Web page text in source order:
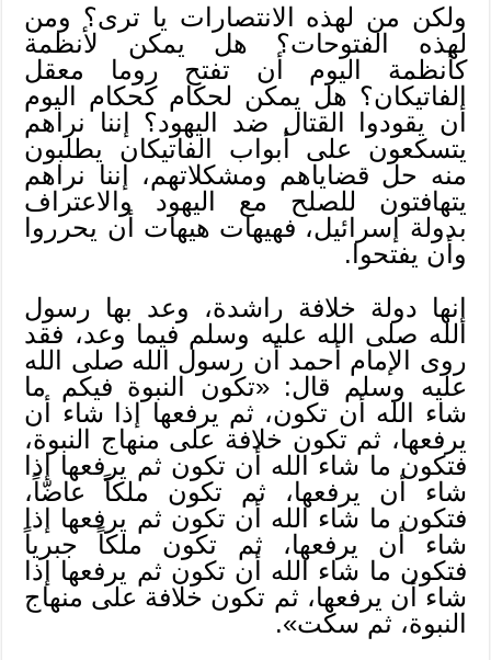
ولكن من لهذه الانتصارات يا ترى؟ ومن
لهذه الفتوحات؟ هل يمكن لأنظمة
كأنظمة اليوم أن تفتح روما معقل
الفاتيكان؟ هل يمكن لحكام كحكام اليوم
أن يقودوا القتال ضد اليهود؟ إننا نراهم
يتسكعون على أبواب الفاتيكان يطلبون
منه حل قضاياهم ومشكلاتهم، إننا نراهم
يتهافتون للصلح مع اليهود والاعتراف
بدولة إسرائيل، فهيهات هيهات أن يحرروا
وأن يفتحوا.
إنها دولة خلافة راشدة، وعد بها رسول
الله صلى الله عليه وسلم فيما وعد، فقد
روى الإمام أحمد أن رسول الله صلى الله
عليه وسلم قال: «تكون النبوة فيكم ما
شاء الله أن تكون، ثم يرفعها إذا شاء أن
يرفعها، ثم تكون خلافة على منهاج النبوة،
فتكون ما شاء الله أن تكون ثم يرفعها إذا
شاء أن يرفعها، ثم تكون ملكاً عاضّاً،
فتكون ما شاء الله أن تكون ثم يرفعها إذا
شاء أن يرفعها، ثم تكون ملكاً جبرياً
فتكون ما شاء الله أن تكون ثم يرفعها إذا
شاء أن يرفعها، ثم تكون خلافة على منهاج
النبوة، ثم سكت».